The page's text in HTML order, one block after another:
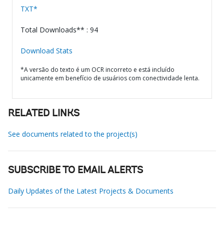
TXT*
Total Downloads** : 94
Download Stats
*A versão do texto é um OCR incorreto e está incluído
unicamente em benefício de usuários com conectividade lenta.
RELATED LINKS
See documents related to the project(s)
SUBSCRIBE TO EMAIL ALERTS
Daily Updates of the Latest Projects & Documents